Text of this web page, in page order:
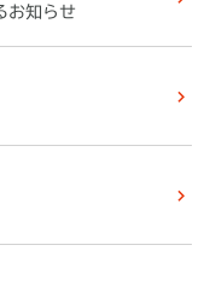
お知らせ